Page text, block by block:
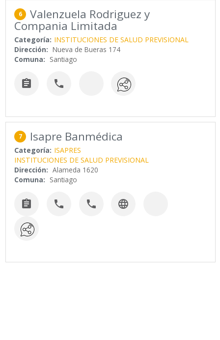
6 Valenzuela Rodriguez y
Compania Limitada
Categoría: INSTITUCIONES DE SALUD PREVISIONAL
Dirección: Nueva de Bueras 174
Comuna: Santiago
 
7 Isapre Banmédica
Categoría: ISAPRES
INSTITUCIONES DE SALUD PREVISIONAL
Dirección: Alameda 1620
Comuna: Santiago
   